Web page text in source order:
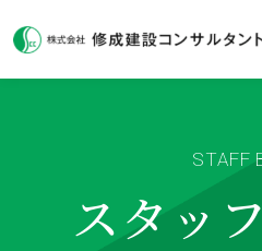
STAFF
スタッ